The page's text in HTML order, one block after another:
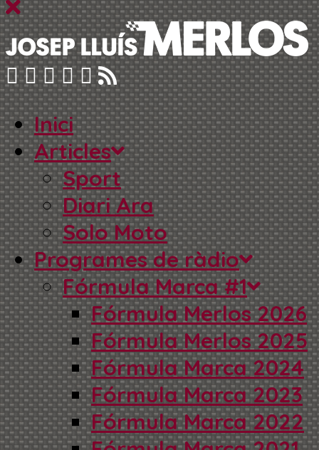
Inici
Articles
Sport
Diari Ara
Solo Moto
Programes de ràdio
Fórmula Marca #1
Fórmula Merlos 2026
Fórmula Merlos 2025
Fórmula Marca 2024
Fórmula Marca 2023
Fórmula Marca 2022